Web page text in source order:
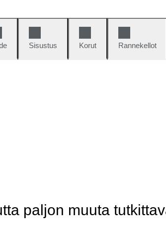
Sisustus Korut Rannekellot
paljon muuta